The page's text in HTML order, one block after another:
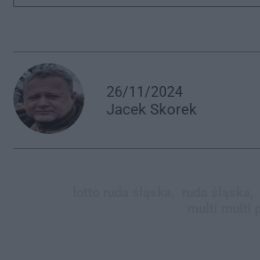
26/11/2024
Jacek Skorek